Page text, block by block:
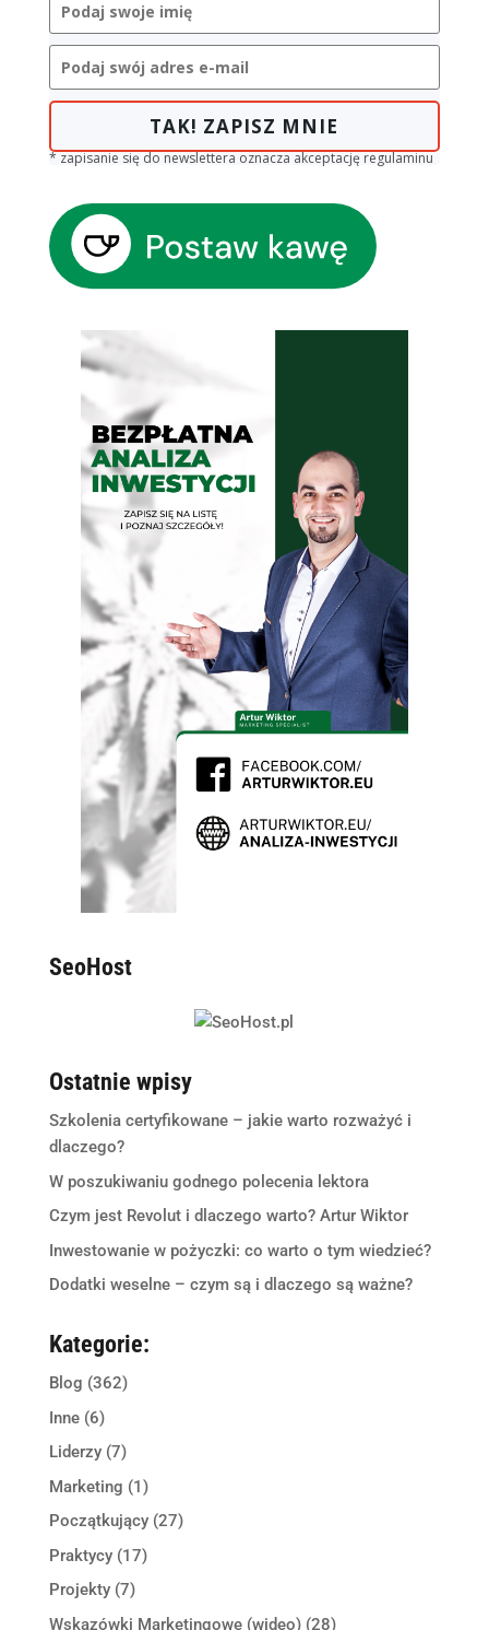
TAK! ZAPISZ MNIE
* zapisanie się do newslettera oznacza akceptację regulaminu
SeoHost
Ostatnie wpisy
Szkolenia certyfikowane – jakie warto rozważyć i
dlaczego?
W poszukiwaniu godnego polecenia lektora
Czym jest Revolut i dlaczego warto? Artur Wiktor
Inwestowanie w pożyczki: co warto o tym wiedzieć?
Dodatki weselne – czym są i dlaczego są ważne?
Kategorie:
Blog (362)
Inne(6)
Liderzy(7)
Marketing (1)
Początkujący(27)
Praktycy(17)
Projekty(7)
Wskazówki Marketingowe (wideo)(28)